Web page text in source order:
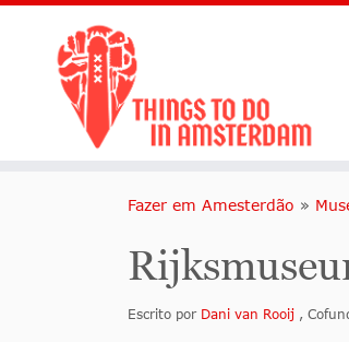
Fazer em Amesterdão »
Escrito por Dani van Rooij ,